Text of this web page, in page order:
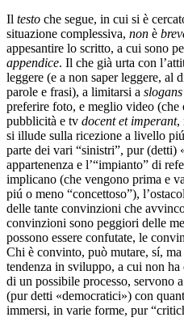
Il testo che segue, in cui si è
situazione complessiva, non è
appesantire lo scritto, a cui sono
appendice. Il che già urta con
leggere (e a non saper leggere, al
parole e frasi), a limitarsi a slogans
preferire foto, e meglio video
pubblicità e tv docent et imperant,
si illude sulla ricezione a livello
parte dei vari “sinistri”, pur (detti)
appartenenza e l’“impianto” di
implicano (che vengono prima e
piú o meno “concettoso”),
delle tante convinzioni che
convinzioni sono peggiori delle
possono essere confutate, le
Chi è convinto, può mutare, sí,
tendenza in sviluppo, a cui non
di un possibile processo, servono
(pur detti «democratici») con
immersi, in varie forme, pur